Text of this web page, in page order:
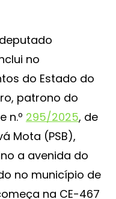
no
do Estado do
patrono do
n.º 295/2025, de
Mota (PSB),
a avenida do
no município de
na CE-467